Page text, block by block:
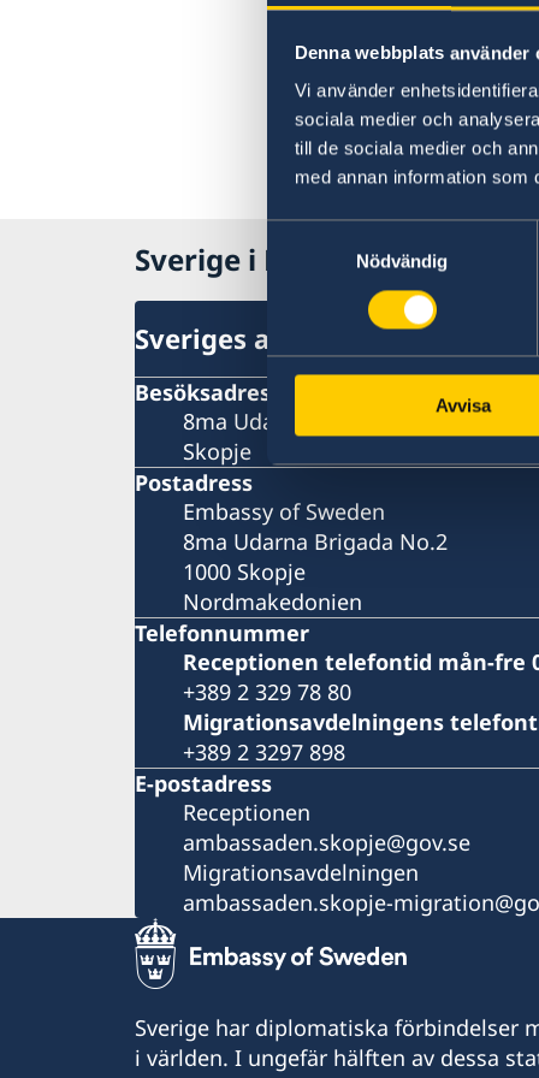
Denna webbplats använder
Vi använder
sociala medier och
till de sociala medier och
med annan information som
Nödvändig
Avvisa
Sverige i Nordmakedonien,
Sveriges ambassad i Skopje
Besöksadress
8ma Udarna Brigada No.2
Skopje
Postadress
Embassy of Sweden
8ma Udarna Brigada No.2
1000 Skopje
Nordmakedonien
Telefonnummer
Receptionen telefontid mån-fre
+389 2 329 78 80
Migrationsavdelningens
+389 2 3297 898
E-postadress
Receptionen
ambassaden.skopje@gov.se
Migrationsavdelningen
ambassaden.skopje-
Sverige har diplomatiska förbindelser
i världen. I ungefär hälften av dessa